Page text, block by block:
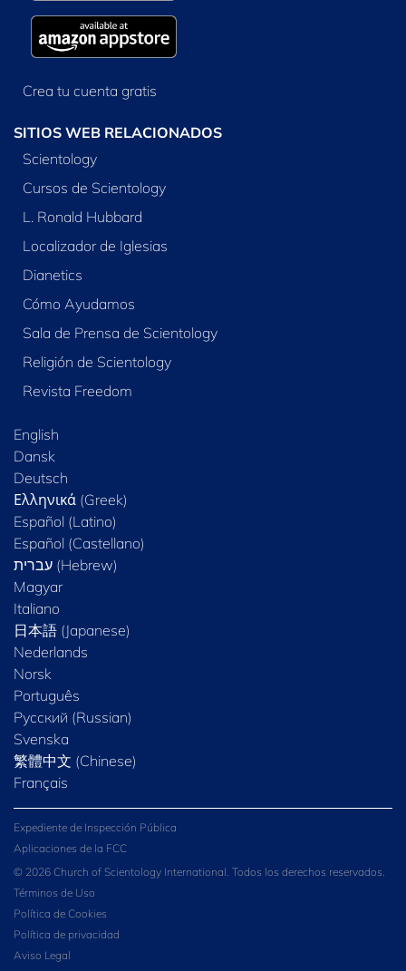
Crea tu cuenta gratis
SITIOS WEB RELACIONADOS
Scientology
Cursos de Scientology
L. Ronald Hubbard
Localizador de Iglesias
Dianetics
Cómo Ayudamos
Sala de Prensa de Scientology
Religión de Scientology
Revista Freedom
English
Dansk
Deutsch
Ελληνικά (Greek)
Español (Latino)
Español (Castellano)
Magyar
Italiano
日本語 (Japanese)
Nederlands
Norsk
Português
Русский (Russian)
Svenska
繁體中文 (Chinese)
Français
Expediente de Inspección Pública
Aplicaciones de la FCC
© 2026 Church of Scientology International. Todos los derechos reservados.
Términos de Uso
Política de Cookies
Política de privacidad
Aviso Legal